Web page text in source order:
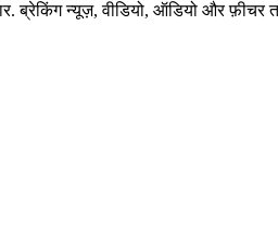
ब्रेकिंग न्यूज़, वीडियो, ऑडियो और फ़ीचर